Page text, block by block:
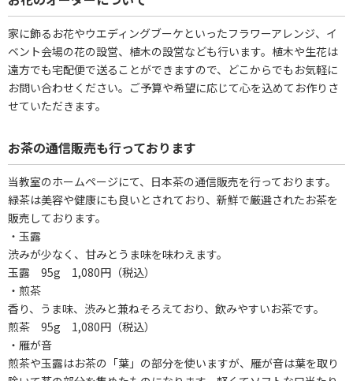
家に飾るお花やウエディングブーケといったフラワーアレンジ、イ
ベント会場の花の設営、植木の設営なども行います。植木や生花は
遠方でも宅配便で送ることができますので、どこからでもお気軽に
お問い合わせください。ご予算や希望に応じて心を込めてお作りさ
せていただきます。
お茶の通信販売も行っております
当教室のホームページにて、日本茶の通信販売を行っております。
緑茶は美容や健康にも良いとされており、新鮮で厳選されたお茶を
販売しております。
・玉露
渋みが少なく、甘みとうま味を味わえます。
玉露 95g 1,080円（税込）
・煎茶
香り、うま味、渋みと兼ねそろえており、飲みやすいお茶です。
煎茶 95g 1,080円（税込）
・雁が音
煎茶や玉露はお茶の「葉」の部分を使いますが、雁が音は葉を取り